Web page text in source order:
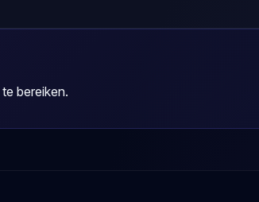
bereiken.